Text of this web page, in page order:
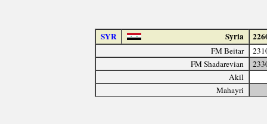
SYR Syria
FM Beitar
FM Shadarevian
Akil
Mahayri